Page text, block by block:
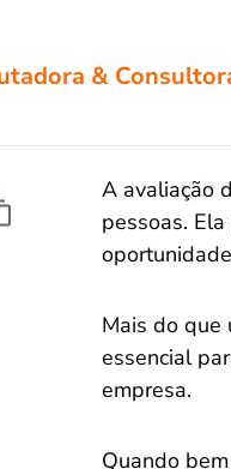
&
A avaliação
pessoas.
Mais do que
essencial
empresa.
Quando